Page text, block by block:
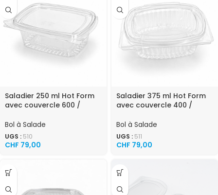
Saladier 250 ml Hot Form
avec couvercle 600 /
Bol à Salade
UGS : 510
CHF 79,00
Saladier 375 ml Hot Form
avec couvercle 400 /
Bol à Salade
UGS : 511
CHF 79,00